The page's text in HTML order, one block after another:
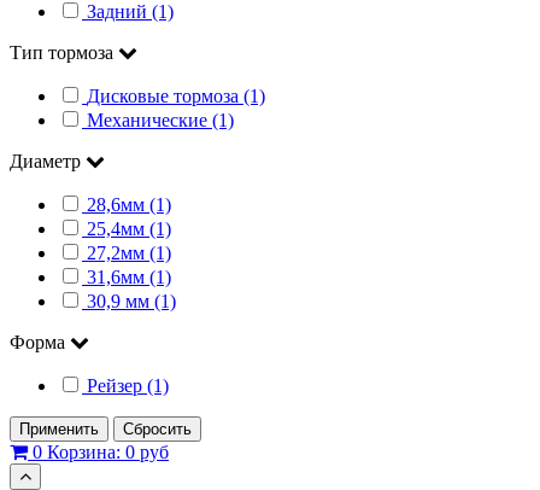
Задний (1)
Тип тормоза
Дисковые тормоза (1)
Механические (1)
Диаметр
28,6мм (1)
25,4мм (1)
27,2мм (1)
31,6мм (1)
30,9 мм (1)
Форма
Рейзер (1)
Применить Сбросить
0 Корзина: 0 руб